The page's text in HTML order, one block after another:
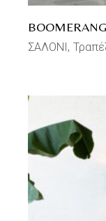
BOOMERANG
ΣΑΛΟΝΙ